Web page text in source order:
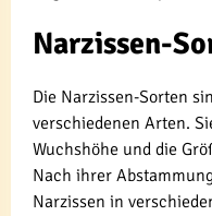
Narzissen-
Die Narzissen-Sorten
verschiedenen Arten.
Wuchshöhe und die
Nach ihrer
Narzissen in